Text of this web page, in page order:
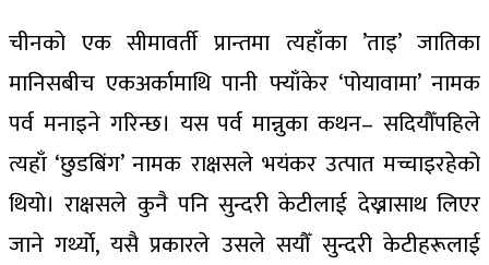
चीनको एक सीमावर्ती प्रान्तमा त्यहाँका ’ताइ’ जातिका
मानिसबीच एकअर्कामाथि पानी फ्याँकेर ‘पोयावामा’ नामक
पर्व मनाइने गरिन्छ। यस पर्व मान्नुका कथन– सदियौँपहिले
त्यहाँ ‘छुडबिंग’ नामक राक्षसले भयंकर उत्पात मच्चाइरहेको
थियो। राक्षसले कुनै पनि सुन्दरी केटीलाई देख्नासाथ लिएर
जाने गर्थ्याे, यसै प्रकारले उसले सयौँ सुन्दरी केटीहरूलाई